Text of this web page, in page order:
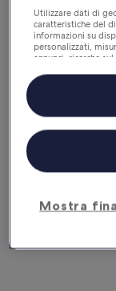
Perché
Ricevi
Utilizzare dati di
caratteristiche del
informazioni su
personalizzati,
annunci, ricerche
Elenco dei
Mostra